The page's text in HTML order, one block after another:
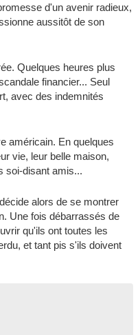
d'un avenir radieux,
aussitôt de son
Quelques heures plus
financier... Seul
avec des indemnités
américain. En quelques
vie, leur belle maison,
soi-disant amis...
alors de se montrer
Une fois débarrassés de
qu'ils ont toutes les
et tant pis s'ils doivent